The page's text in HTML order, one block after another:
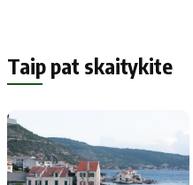
Taip pat skaitykite